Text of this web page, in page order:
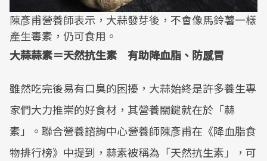
陳彥甫營養師表示，大蒜發芽後，不會像馬鈴薯一樣
產生毒素，仍可食用。
大蒜蒜素＝天然抗生素 有助降血脂、防感冒
雖然吃完後易有口臭的困擾，大蒜始終是許多養生專
家們大力推崇的好食材，其營養關鍵就在於「蒜
素」。聯合營養諮詢中心營養師陳彥甫在《降血脂食
物排行榜》中提到，蒜素被稱為「天然抗生素」，可